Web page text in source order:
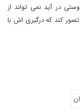
در آید نمی تواند از
کند که درگیری اش با